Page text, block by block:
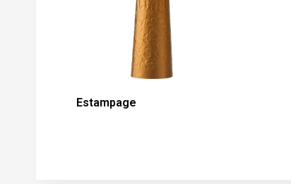
Estampage